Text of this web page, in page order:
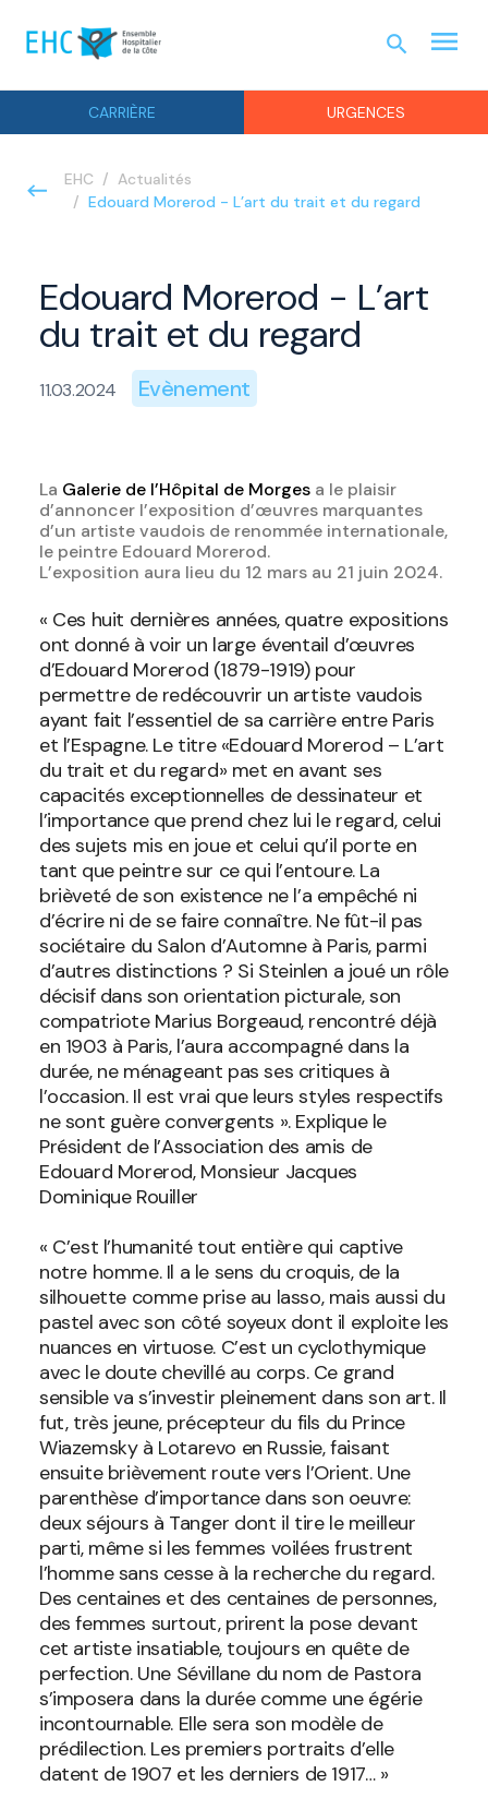
CARRIÈRE URGENCES
search menu
EHC
Actualités
Edouard Morerod - L’art du trait et du regard
Edouard Morerod - L’art
du trait et du regard
11.03.2024 Evènement
La Galerie de l’Hôpital de Morges a le plaisir
d’annoncer l’exposition d’œuvres marquantes
d’un artiste vaudois de renommée internationale,
le peintre Edouard Morerod.
L’exposition aura lieu du 12 mars au 21 juin 2024.
« Ces huit dernières années, quatre expositions
ont donné à voir un large éventail d’œuvres
d’Edouard Morerod (1879-1919) pour
permettre de redécouvrir un artiste vaudois
ayant fait l’essentiel de sa carrière entre Paris
et l’Espagne. Le titre «Edouard Morerod – L’art
du trait et du regard» met en avant ses
capacités exceptionnelles de dessinateur et
l’importance que prend chez lui le regard, celui
des sujets mis en joue et celui qu’il porte en
tant que peintre sur ce qui l’entoure. La
brièveté de son existence ne l’a empêché ni
d’écrire ni de se faire connaître. Ne fût-il pas
sociétaire du Salon d’Automne à Paris, parmi
d’autres distinctions ? Si Steinlen a joué un rôle
décisif dans son orientation picturale, son
compatriote Marius Borgeaud, rencontré déjà
en 1903 à Paris, l’aura accompagné dans la
durée, ne ménageant pas ses critiques à
l’occasion. Il est vrai que leurs styles respectifs
ne sont guère convergents ». Explique le
Président de l’Association des amis de
Edouard Morerod, Monsieur Jacques
Dominique Rouiller
« C’est l’humanité tout entière qui captive
notre homme. Il a le sens du croquis, de la
silhouette comme prise au lasso, mais aussi du
pastel avec son côté soyeux dont il exploite les
nuances en virtuose. C’est un cyclothymique
avec le doute chevillé au corps. Ce grand
sensible va s’investir pleinement dans son art. Il
fut, très jeune, précepteur du fils du Prince
Wiazemsky à Lotarevo en Russie, faisant
ensuite brièvement route vers l’Orient. Une
parenthèse d’importance dans son oeuvre:
deux séjours à Tanger dont il tire le meilleur
parti, même si les femmes voilées frustrent
l’homme sans cesse à la recherche du regard.
Des centaines et des centaines de personnes,
des femmes surtout, prirent la pose devant
cet artiste insatiable, toujours en quête de
perfection. Une Sévillane du nom de Pastora
s’imposera dans la durée comme une égérie
incontournable. Elle sera son modèle de
prédilection. Les premiers portraits d’elle
datent de 1907 et les derniers de 1917… »